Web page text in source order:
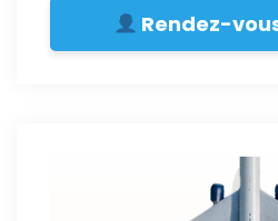
Rendez-